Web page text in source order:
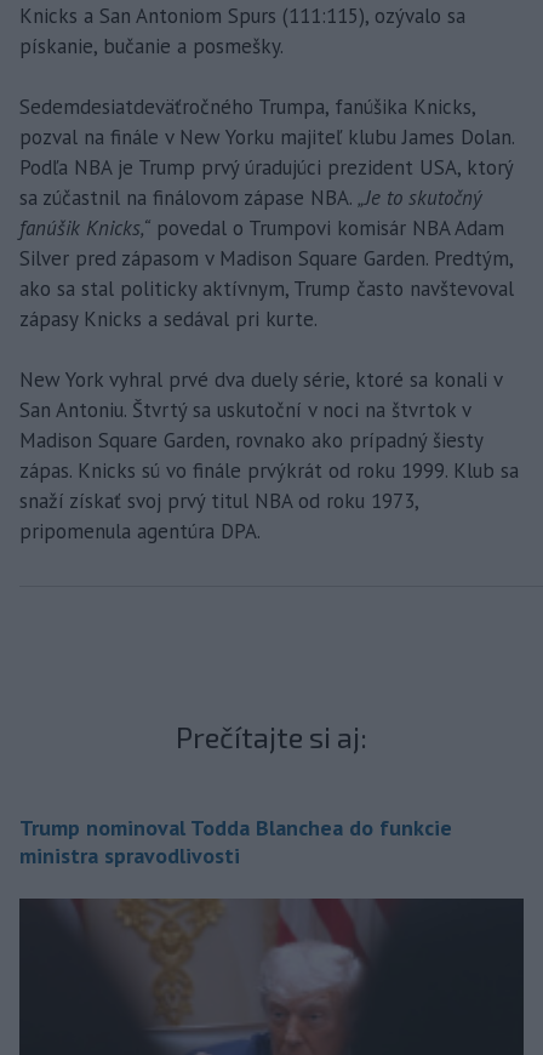
Knicks a San Antoniom Spurs (111:115), ozývalo sa
pískanie, bučanie a posmešky.
Sedemdesiatdeväťročného Trumpa, fanúšika Knicks,
pozval na finále v New Yorku majiteľ klubu James Dolan.
Podľa NBA je Trump prvý úradujúci prezident USA, ktorý
sa zúčastnil na finálovom zápase NBA. „Je to skutočný
fanúšik Knicks,“ povedal o Trumpovi komisár NBA Adam
Silver pred zápasom v Madison Square Garden. Predtým,
ako sa stal politicky aktívnym, Trump často navštevoval
zápasy Knicks a sedával pri kurte.
New York vyhral prvé dva duely série, ktoré sa konali v
San Antoniu. Štvrtý sa uskutoční v noci na štvrtok v
Madison Square Garden, rovnako ako prípadný šiesty
zápas. Knicks sú vo finále prvýkrát od roku 1999. Klub sa
snaží získať svoj prvý titul NBA od roku 1973,
pripomenula agentúra DPA.
Prečítajte si aj:
Trump nominoval Todda Blanchea do funkcie
ministra spravodlivosti